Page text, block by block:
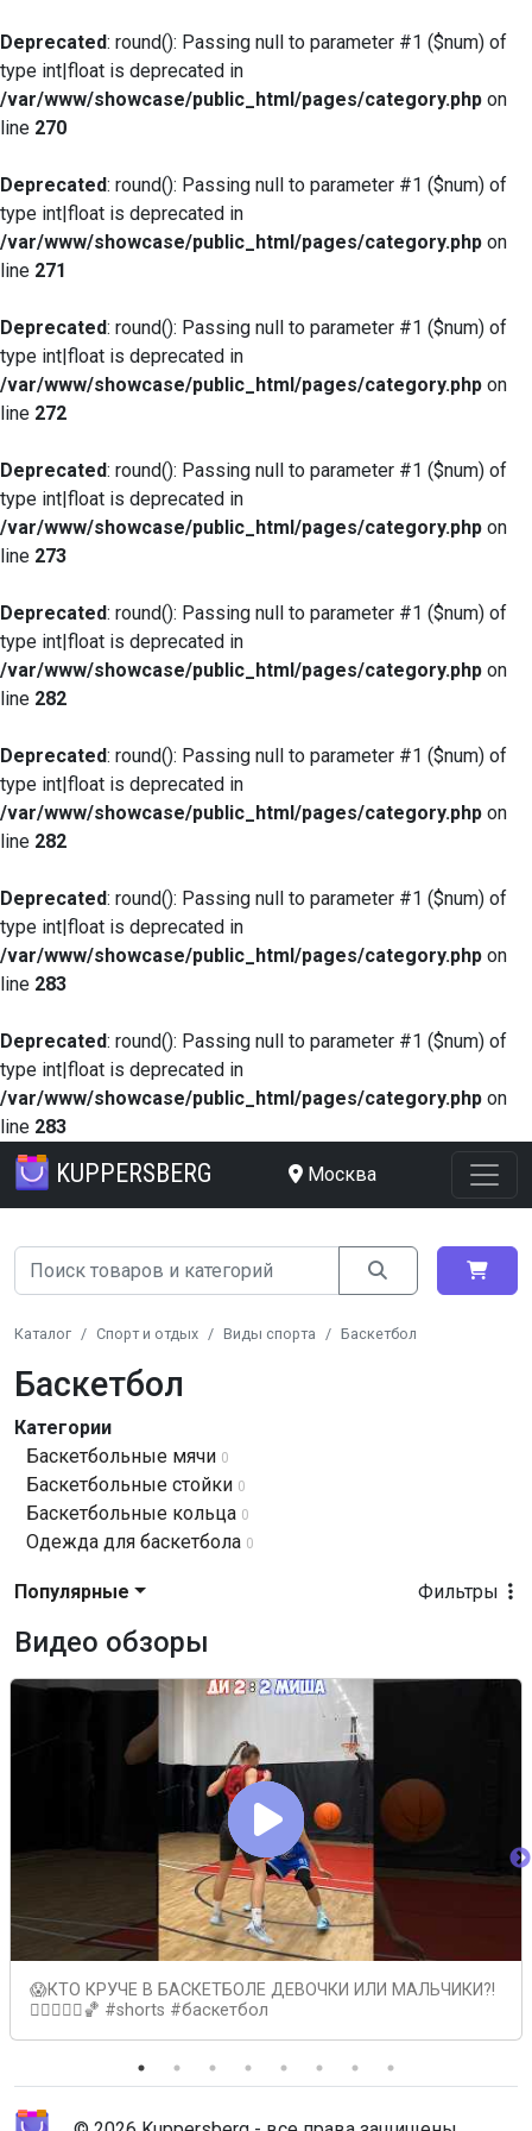
Deprecated: round(): Passing null to parameter #1 ($num) of
type int|float is deprecated in
/var/www/showcase/public_html/pages/category.php on
line 270
Deprecated: round(): Passing null to parameter #1 ($num) of
type int|float is deprecated in
/var/www/showcase/public_html/pages/category.php on
line 271
Deprecated: round(): Passing null to parameter #1 ($num) of
type int|float is deprecated in
/var/www/showcase/public_html/pages/category.php on
line 272
Deprecated: round(): Passing null to parameter #1 ($num) of
type int|float is deprecated in
/var/www/showcase/public_html/pages/category.php on
line 273
Deprecated: round(): Passing null to parameter #1 ($num) of
type int|float is deprecated in
/var/www/showcase/public_html/pages/category.php on
line 282
Deprecated: round(): Passing null to parameter #1 ($num) of
type int|float is deprecated in
/var/www/showcase/public_html/pages/category.php on
line 282
Deprecated: round(): Passing null to parameter #1 ($num) of
type int|float is deprecated in
/var/www/showcase/public_html/pages/category.php on
line 283
Deprecated: round(): Passing null to parameter #1 ($num) of
type int|float is deprecated in
/var/www/showcase/public_html/pages/category.php on
line 283
KUPPERSBERG Москва
Каталог Спорт и отдых Виды спорта Баскетбол
Баскетбол
Категории
Баскетбольные мячи 0
Баскетбольные стойки 0
Баскетбольные кольца 0
Одежда для баскетбола 0
Фильтры
Популярные
Видео обзоры
😱КТО КРУЧЕ В БАСКЕТБОЛЕ ДЕВОЧКИ ИЛИ МАЛЬЧИКИ?!
🤷🏼‍♂️🤷‍♀️🏀 #shorts #баскетбол